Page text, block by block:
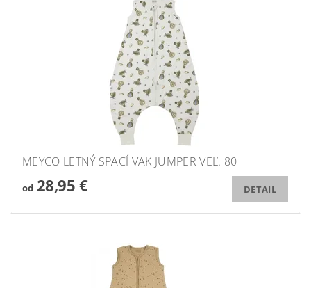
MEYCO LETNÝ SPACÍ VAK JUMPER VEĽ. 80
od28,95 € DETAIL